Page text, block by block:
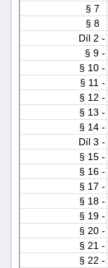
§ 7
§ 8
Díl 2 -
§ 9 -
§ 10 -
§ 11 -
§ 12 -
§ 13 -
§ 14 -
Díl 3 -
§ 15 -
§ 16 -
§ 17 -
§ 18 -
§ 19 -
§ 20 -
§ 21 -
§ 22 -